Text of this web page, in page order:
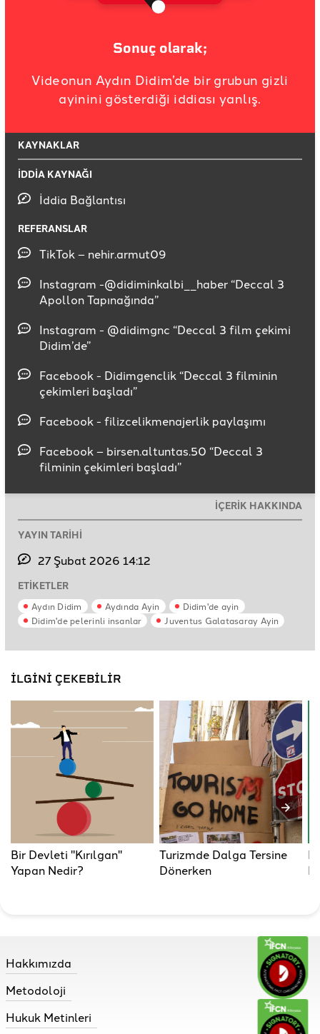
Sonuç olarak;
Videonun Aydın Didim’de bir grubun gizli
ayinini gösterdiği iddiası yanlış.
KAYNAKLAR
İDDİA KAYNAĞI
İddia Bağlantısı
REFERANSLAR
TikTok – nehir.armut09
Instagram -@didiminkalbi__haber “Deccal 3
Apollon Tapınağında”
Instagram - @didimgnc “Deccal 3 film çekimi
Didim’de”
Facebook - Didimgenclik “Deccal 3 filminin
çekimleri başladı”
Facebook - filizcelikmenajerlik paylaşımı
Facebook – birsen.altuntas.50 “Deccal 3
filminin çekimleri başladı”
İÇERİK HAKKINDA
YAYIN TARİHİ
27 Şubat 2026 14:12
ETİKETLER
Aydın Didim Aydında Ayin
Didim'de ayin
Didim'de pelerinli insanlar
Juventus Galatasaray Ayin
İLGİNİ ÇEKEBİLİR
Bir Devleti "Kırılgan"
Yapan Nedir?
Turizmde Dalga Tersine
Dönerken
Hakkımızda
Metodoloji
Hukuk Metinleri